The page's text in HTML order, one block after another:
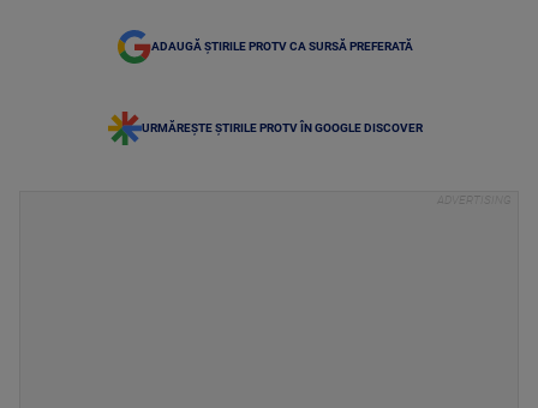
ADAUGĂ ȘTIRILE PROTV CA SURSĂ PREFERATĂ
URMĂREȘTE ȘTIRILE PROTV ÎN GOOGLE DISCOVER